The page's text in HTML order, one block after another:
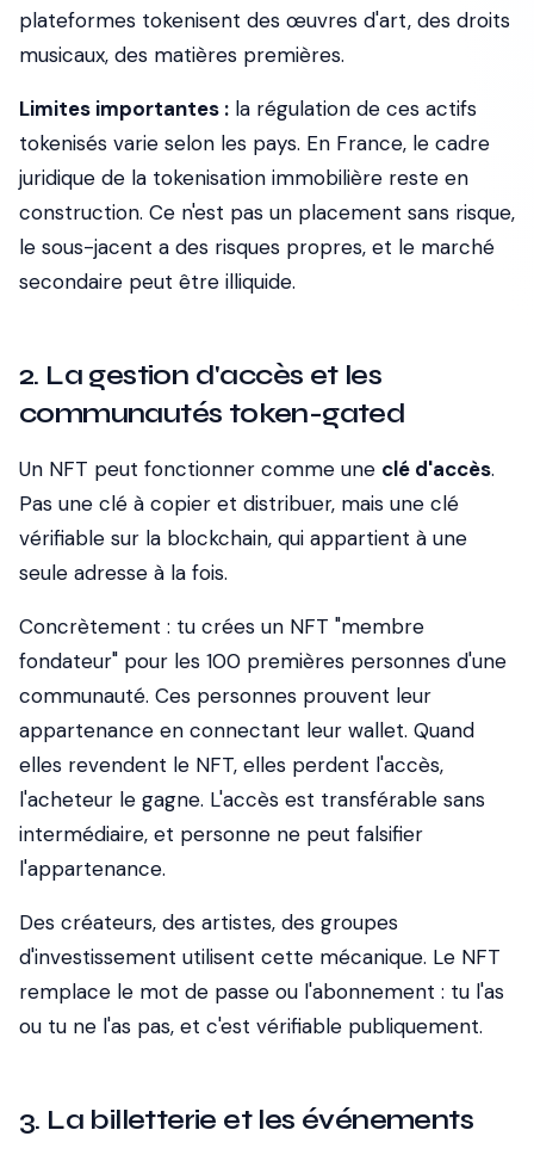
plateformes tokenisent des œuvres d'art, des droits
musicaux, des matières premières.
Limites importantes : la régulation de ces actifs
tokenisés varie selon les pays. En France, le cadre
juridique de la tokenisation immobilière reste en
construction. Ce n'est pas un placement sans risque,
le sous-jacent a des risques propres, et le marché
secondaire peut être illiquide.
2. La gestion d'accès et les
communautés token-gated
Un NFT peut fonctionner comme une clé d'accès.
Pas une clé à copier et distribuer, mais une clé
vérifiable sur la blockchain, qui appartient à une
seule adresse à la fois.
Concrètement : tu crées un NFT "membre
fondateur" pour les 100 premières personnes d'une
communauté. Ces personnes prouvent leur
appartenance en connectant leur wallet. Quand
elles revendent le NFT, elles perdent l'accès,
l'acheteur le gagne. L'accès est transférable sans
intermédiaire, et personne ne peut falsifier
l'appartenance.
Des créateurs, des artistes, des groupes
d'investissement utilisent cette mécanique. Le NFT
remplace le mot de passe ou l'abonnement : tu l'as
ou tu ne l'as pas, et c'est vérifiable publiquement.
3. La billetterie et les événements